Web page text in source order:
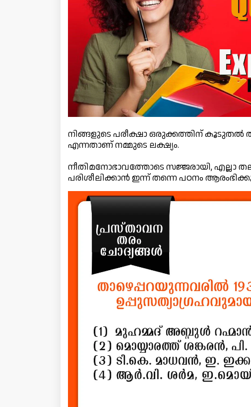
നിങ്ങളുടെ പരീക്ഷാ ഒരുക്കത്തിന് കൂടുതൽ
എന്നതാണ് നമ്മുടെ ലക്ഷ്യം.
നീതിമനോഭാവത്തോടെ സജ്ജരായി, എല്ലാ
പരിശീലിക്കാൻ ഇന്ന് തന്നെ പഠനം